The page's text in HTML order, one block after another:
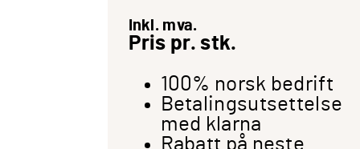
Inkl. mva.
Pris pr. stk.
100% norsk bedrift
Betalingsutsettelse
med klarna
Rabatt på neste